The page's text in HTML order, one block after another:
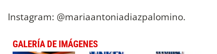
Instagram: @mariaantoniadiazpalomino.
GALERÍA DE IMÁGENES